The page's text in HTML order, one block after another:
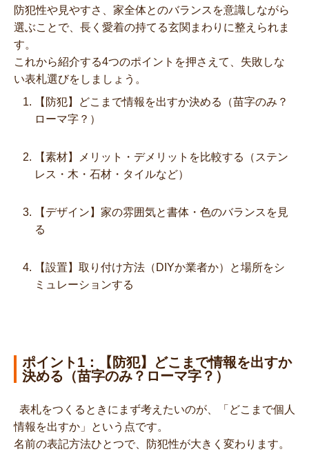
防犯性や見やすさ、家全体とのバランスを意識しながら
選ぶことで、長く愛着の持てる玄関まわりに整えられま
す。
これから紹介する4つのポイントを押さえて、失敗しな
い表札選びをしましょう。
【防犯】どこまで情報を出すか決める（苗字のみ？
ローマ字？）
【素材】メリット・デメリットを比較する（ステン
レス・木・石材・タイルなど）
【デザイン】家の雰囲気と書体・色のバランスを見
る
【設置】取り付け方法（DIYか業者か）と場所をシ
ミュレーションする
ポイント1：【防犯】どこまで情報を出すか
決める（苗字のみ？ローマ字？）
表札をつくるときにまず考えたいのが、「どこまで個人
情報を出すか」という点です。
名前の表記方法ひとつで、防犯性が大きく変わります。